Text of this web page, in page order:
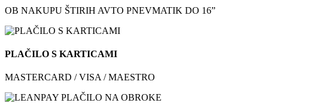
OB NAKUPU ŠTIRIH AVTO PNEVMATIK DO 16”
PLAČILO S KARTICAMI
MASTERCARD / VISA / MAESTRO